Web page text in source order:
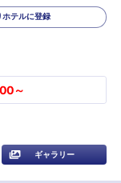
ホテルに登録
～
ギャラリー